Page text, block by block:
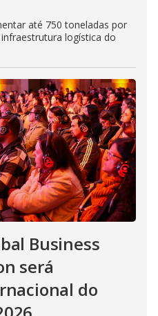
até 750 toneladas por
logística do
Business
será
do